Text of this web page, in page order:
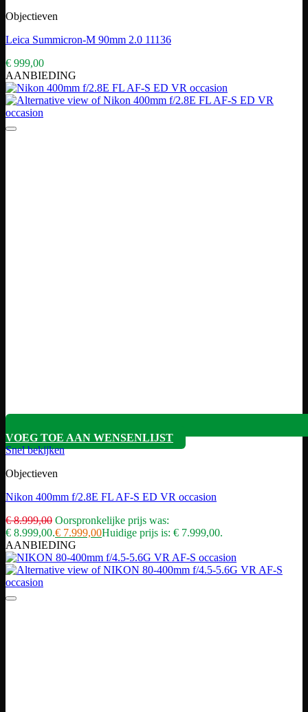
Objectieven
Leica Summicron-M 90mm 2.0 11136
€ 999,00
AANBIEDING
VOEG TOE AAN WENSENLIJST
Snel bekijken
Objectieven
Nikon 400mm f/2.8E FL AF-S ED VR occasion
€8.999,00 Oorspronkelijke prijs was:
€ 8.999,00.€ 7.999,00Huidige prijs is: € 7.999,00.
AANBIEDING